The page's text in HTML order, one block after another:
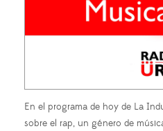
En el programa de hoy de La
sobre el rap, un género de